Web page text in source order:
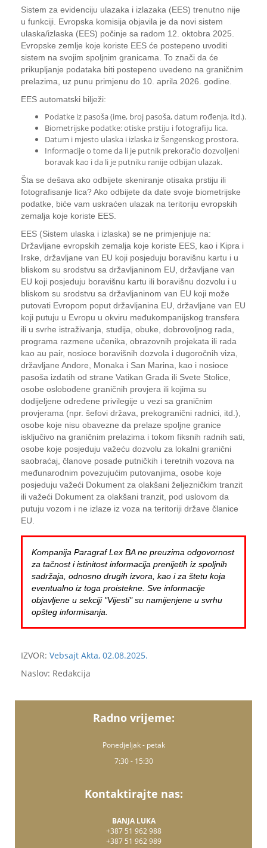
Sistem za evidenciju ulazaka i izlazaka (EES) trenutno nije
u funkciji. Evropska komisija objavila je da novi sistem
ulaska/izlaska (EES) počinje sa radom 12. oktobra 2025.
Evropske zemlje koje koriste EES će postepeno uvoditi
sistem na svojim spoljnim granicama. To znači da će
prikupljanje podataka biti postepeno uvedeno na graničnim
prelazima, uz punu primjenu do 10. aprila 2026. godine.
EES automatski bilježi:
Podatke iz pasoša (ime, broj pasoša, datum rođenja, itd.).
Biometrijske podatke: otiske prstiju i fotografiju lica.
Datum i mjesto ulaska i izlaska iz Šengenskog prostora.
Informacije o tome da li je putnik prekoračio dozvoljeni
boravak kao i da li je putniku ranije odbijan ulazak.
Šta se dešava ako odbijete skeniranje otisaka prstiju ili
fotografisanje lica? Ako odbijete da date svoje biometrijske
podatke, biće vam uskraćen ulazak na teritoriju evropskih
zemalja koje koriste EES.
EES (Sistem ulaska i izlaska) se ne primjenjuje na:
Državljane evropskih zemalja koje koriste EES, kao i Kipra i
Irske, državljane van EU koji posjeduju boravišnu kartu i u
bliskom su srodstvu sa državljaninom EU, državljane van
EU koji posjeduju boravišnu kartu ili boravišnu dozvolu i u
bliskom su srodstvu sa državljaninom van EU koji može
putovati Evropom poput državljanina EU, državljane van EU
koji putuju u Evropu u okviru međukompanijskog transfera
ili u svrhe istraživanja, studija, obuke, dobrovoljnog rada,
programa razmene učenika, obrazovnih projekata ili rada
kao au pair, nosioce boravišnih dozvola i dugoročnih viza,
državljane Andore, Monaka i San Marina, kao i nosioce
pasoša izdatih od strane Vatikan Grada ili Svete Stolice,
osobe oslobođene graničnih provjera ili kojima su
dodijeljene određene privilegije u vezi sa graničnim
provjerama (npr. šefovi država, prekogranični radnici, itd.),
osobe koje nisu obavezne da prelaze spoljne granice
isključivo na graničnim prelazima i tokom fiksnih radnih sati,
osobe koje posjeduju važeću dozvolu za lokalni granični
saobraćaj, članove posade putničkih i teretnih vozova na
međunarodnim povezujućim putovanjima, osobe koje
posjeduju važeći Dokument za olakšani željezničkim tranzit
ili važeći Dokument za olakšani tranzit, pod uslovom da
putuju vozom i ne izlaze iz voza na teritoriji države članice
EU.
Kompanija Paragraf Lex BA ne preuzima odgovornost
za tačnost i istinitost informacija prenijetih iz spoljnih
sadržaja, odnosno drugih izvora, kao i za štetu koja
eventualno iz toga proistekne. Sve informacije
objavljene u sekciji "Vijesti" su namijenjene u svrhu
opšteg informisanja.
IZVOR: Vebsajt Akta, 02.08.2025.
Naslov: Redakcija
Radno vrijeme:
Ponedjeljak - petak
7:30 - 15:30
Kontaktirajte nas:
BANJA LUKA
+387 51 962 988
+387 51 962 989